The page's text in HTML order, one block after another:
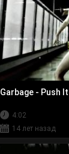
Garbage - Push It
4:02
14 лет назад